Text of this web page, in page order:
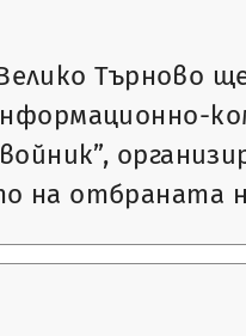
Велико Търново
на отбраната